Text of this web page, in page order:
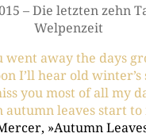
– Die letz­ten zehn
Welpenzeit
went away the days
I’ll hear old winter’s
you most of all my
autumn lea­ves start to
»Autumn